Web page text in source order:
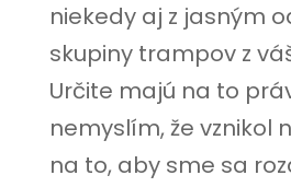
niekedy aj z jasným
skupiny trampov z
Určite majú na to
nemyslím, že vznikol
na to, aby sme sa